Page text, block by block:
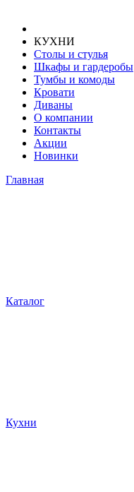
КУХНИ
Столы и стулья
Шкафы и гардеробы
Тумбы и комоды
Кровати
Диваны
О компании
Контакты
Акции
Новинки
Главная
Каталог
Кухни